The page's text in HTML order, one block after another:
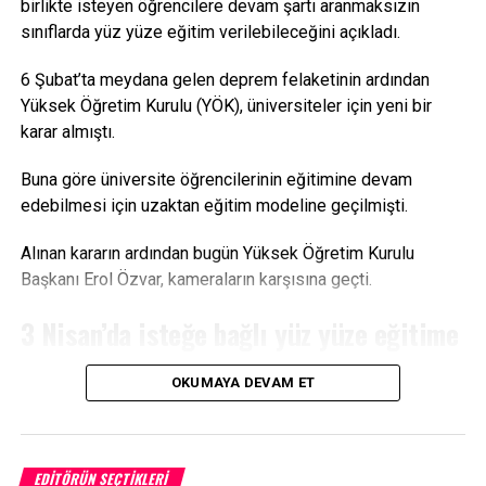
Kaynak: trthaber.com4
Facebook
Mastodon
EmailShare
birlikte isteyen öğrencilere devam şartı aranmaksızın
sınıflarda yüz yüze eğitim verilebileceğini açıkladı.
6 Şubat’ta meydana gelen deprem felaketinin ardından
Yüksek Öğretim Kurulu (YÖK), üniversiteler için yeni bir
karar almıştı.
Buna göre üniversite öğrencilerinin eğitimine devam
edebilmesi için uzaktan eğitim modeline geçilmişti.
Alınan kararın ardından bugün Yüksek Öğretim Kurulu
Başkanı Erol Özvar, kameraların karşısına geçti.
geçiliyor
döneminin nasıl devam edeceğine ilişkin kamuoyunu
bilgilendirdi.
OKUMAYA DEVAM ET
EDITÖRÜN SEÇTIKLERI